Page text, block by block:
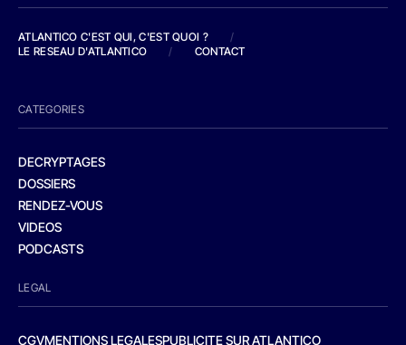
ATLANTICO C'EST QUI, C'EST QUOI ?
/
LE RESEAU D'ATLANTICO
/ CONTACT
CATEGORIES
DECRYPTAGES
DOSSIERS
RENDEZ-VOUS
VIDEOS
PODCASTS
LEGAL
CGVMENTIONS LEGALESPUBLICITE SUR ATLANTICO